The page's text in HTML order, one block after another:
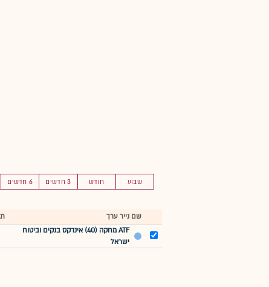
שבוע חודש 3 חדשים 6 חדשים
שם נייר ערך
ATF מחקה (40) אינדקס בנקים וביטוח
ישראל